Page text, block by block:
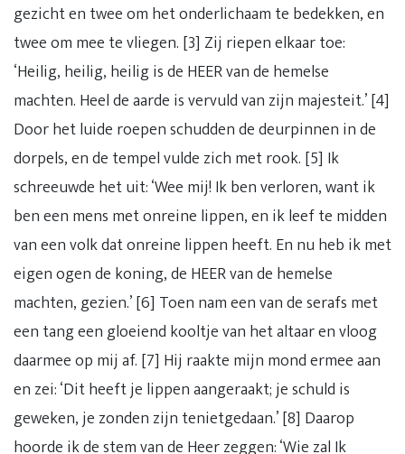
gezicht en twee om het onderlichaam te bedekken, en
twee om mee te vliegen. [3] Zij riepen elkaar toe:
‘Heilig, heilig, heilig is de HEER van de hemelse
machten. Heel de aarde is vervuld van zijn majesteit.’ [4]
Door het luide roepen schudden de deurpinnen in de
dorpels, en de tempel vulde zich met rook. [5] Ik
schreeuwde het uit: ‘Wee mij! Ik ben verloren, want ik
ben een mens met onreine lippen, en ik leef te midden
van een volk dat onreine lippen heeft. En nu heb ik met
eigen ogen de koning, de HEER van de hemelse
machten, gezien.’ [6] Toen nam een van de serafs met
een tang een gloeiend kooltje van het altaar en vloog
daarmee op mij af. [7] Hij raakte mijn mond ermee aan
en zei: ‘Dit heeft je lippen aangeraakt; je schuld is
geweken, je zonden zijn tenietgedaan.’ [8] Daarop
hoorde ik de stem van de Heer zeggen: ‘Wie zal Ik